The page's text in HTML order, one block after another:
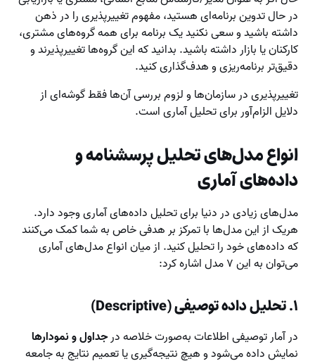
در حال تدوین برنامه‌ای هستید، مفهوم تغییرپذیری را در ذهن
داشته باشید و سعی نکنید یک برنامه برای همه گروه‌های مشتری،
کارکنان یا بازار داشته باشید. بدانید که این گروه‌ها تغییرپذیرند و
دقیق‌تر برنامه‌ریزی و هدف‌گذاری کنید.
تغییرپذیری در سازمان‌ها و لزوم بررسی آن‌ها فقط گوشه‌ای از
دلایل الزام‌آور برای تحلیل آماری است.
انواع مدل‌های تحلیل پرسشنامه و
داده‌های آماری
مدل‌های زیادی در دنیا برای تحلیل داده‌های آماری وجود دارد.
هریک از این مدل‌ها با تمرکز بر هدفی خاص به شما کمک می‌کنند
که داده‌های خود را تحلیل کنید. از میان انواع مدل‌های آماری
می‌توان به این ۷ مدل اشاره کرد:
۱. تحلیل داده توصیفی (Descriptive)
در آمار توصیفی اطلاعات به‌صورت خلاصه درجداول و نمودارها
نمایش داده می‌شود و هیچ‌ نتیجه‌گیری یا تعمیم نتایج به جامعه